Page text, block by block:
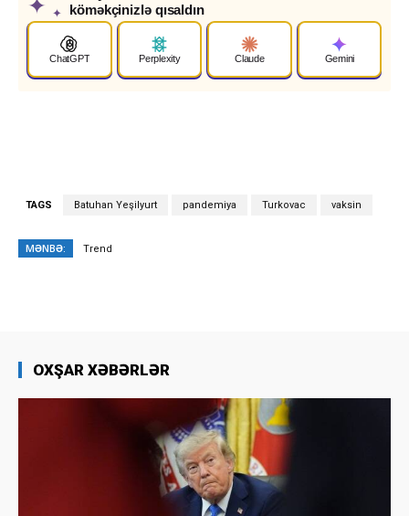
✦ ✦
köməkçinizlə qısaldın
ChatGPT Perplexity Claude Gemini
TAGS Batuhan Yeşilyurt pandemiya Turkovac vaksin
MƏNBƏ: Trend
OXŞAR XƏBƏRLƏR